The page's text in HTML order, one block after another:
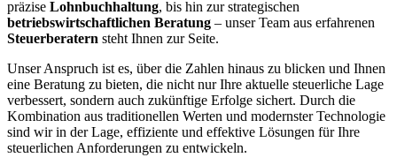
präzise Lohnbuchhaltung, bis hin zur strategischen
betriebswirtschaftlichen Beratung – unser Team aus erfahrenen
Steuerberatern steht Ihnen zur Seite.
Unser Anspruch ist es, über die Zahlen hinaus zu blicken und Ihnen
eine Beratung zu bieten, die nicht nur Ihre aktuelle steuerliche Lage
verbessert, sondern auch zukünftige Erfolge sichert. Durch die
Kombination aus traditionellen Werten und modernster Technologie
sind wir in der Lage, effiziente und effektive Lösungen für Ihre
steuerlichen Anforderungen zu entwickeln.